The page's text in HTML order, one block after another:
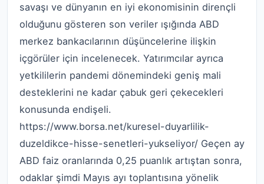
savaşı ve dünyanın en iyi ekonomisinin dirençli
olduğunu gösteren son veriler ışığında ABD
merkez bankacılarının düşüncelerine ilişkin
içgörüler için incelenecek. Yatırımcılar ayrıca
yetkililerin pandemi dönemindeki geniş mali
desteklerini ne kadar çabuk geri çekecekleri
konusunda endişeli.
https://www.borsa.net/kuresel-duyarlilik-
duzeldikce-hisse-senetleri-yukseliyor/ Geçen ay
ABD faiz oranlarında 0,25 puanlık artıştan sonra,
odaklar şimdi Mayıs ayı toplantısına yönelik